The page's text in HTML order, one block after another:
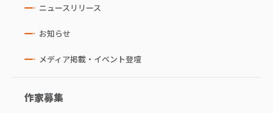
ニュースリリース
お知らせ
メディア掲載・イベント登壇
作家募集